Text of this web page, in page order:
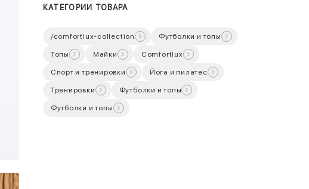
КАТЕГОРИИ ТОВАРА
/comfortlux-collection Футболки и топы
Топы Майки Comfortlux
Спорт и тренировки Йога и пилатес
Тренировки Футболки и топы
Футболки и топы